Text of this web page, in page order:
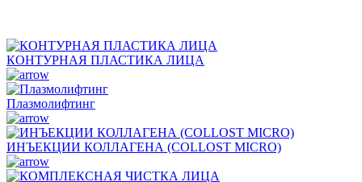
КОНТУРНАЯ ПЛАСТИКА ЛИЦА
Плазмолифтинг
ИНЪЕКЦИИ КОЛЛАГЕНА (COLLOST MICRO)